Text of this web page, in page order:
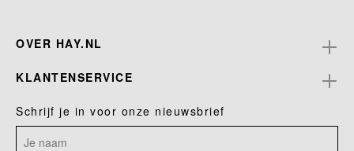
OVER HAY.NL
KLANTENSERVICE
Schrijf je in voor onze nieuwsbrief